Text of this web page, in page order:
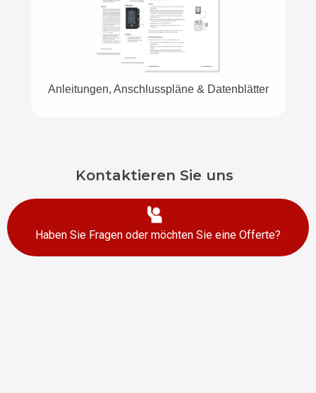
Anleitungen, Anschlusspläne & Datenblätter
Kontaktieren Sie uns
Haben Sie Fragen oder möchten Sie eine Offerte?